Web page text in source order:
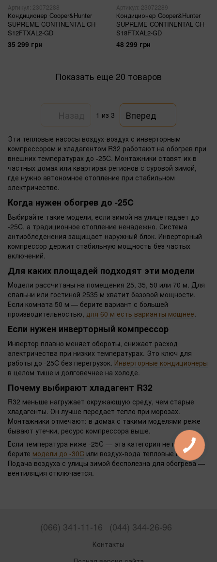
Артикул: 23072288
Кондиционер Cooper&Hunter
SUPREME CONTINENTAL CH-
S12FTXAL2-GD
35 299 грн
Артикул: 23072289
Кондиционер Cooper&Hunter
SUPREME CONTINENTAL CH-
S18FTXAL2-GD
48 299 грн
Показать еще 20 товаров
1 из 3 Вперед
Эти тепловые насосы воздух-воздух с инверторным
компрессором и хладагентом R32 работают на обогрев при
внешних температурах до -25C. Монтажники ставят их в
частных домах или квартирах регионов с суровой зимой,
где нужно автономное отопление при стабильном
электричестве.
Когда нужен обогрев до -25C
Выбирайте такие модели, если зимой на улице падает до
-25C, а традиционное отопление ненадежно. Система
антиобледенения защищает наружный блок. Инверторный
компрессор держит стабильную мощность без частых
включений.
Для каких площадей подходят эти модели
Модели рассчитаны на помещения 25, 35, 50 или 70 м. Для
спальни или гостиной 2535 м хватит базовой мощности.
Если комната 50 м — берите вариант с большей
производительностью, для 60 м есть варианты мощнее.
Если нужен инверторный компрессор
Инвертор плавно меняет обороты, снижает расход
электричества при низких температурах. Это ключ для
работы до -25C без перегрузок. Инверторные кондиционеры
в целом тише и долговечнее на холоде.
Почему выбирают хладагент R32
R32 меньше нагружает окружающую среду, чем старые
хладагенты. Он лучше передает тепло при морозах.
Монтажники отмечают: в домах с такими моделями реже
бывают утечки, ресурс компрессора выше.
Если температура ниже -25C — эта категория не подходит,
берите модели до -30C или воздух-вода тепловые насосы.
Подача воздуха с улицы зимой бесполезна для обогрева —
вентиляция отключается.
(066) 341-11-16 (044) 344-26-96
Контакты